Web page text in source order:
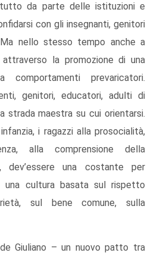
da parte delle istituzioni e
con gli insegnanti, genitori
nello stesso tempo anche a
la promozione di una
comportamenti prevaricatori.
genitori, educatori, adulti di
strada maestra su cui orientarsi.
i ragazzi alla prosocialità,
alla comprensione della
dev’essere una costante per
una cultura basata sul rispetto
sul bene comune, sulla
Giuliano – un nuovo patto tra